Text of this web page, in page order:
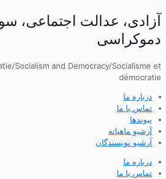
آزادی، عدالت اجتماعی،
دموکراسی
Socialism and Democracy/Socialisme et
démocratie
درباره ما
تماس با ما
پیوندها
آرشیو ماهیانه
آرشیو نویسندگان
درباره ما
تماس با ما